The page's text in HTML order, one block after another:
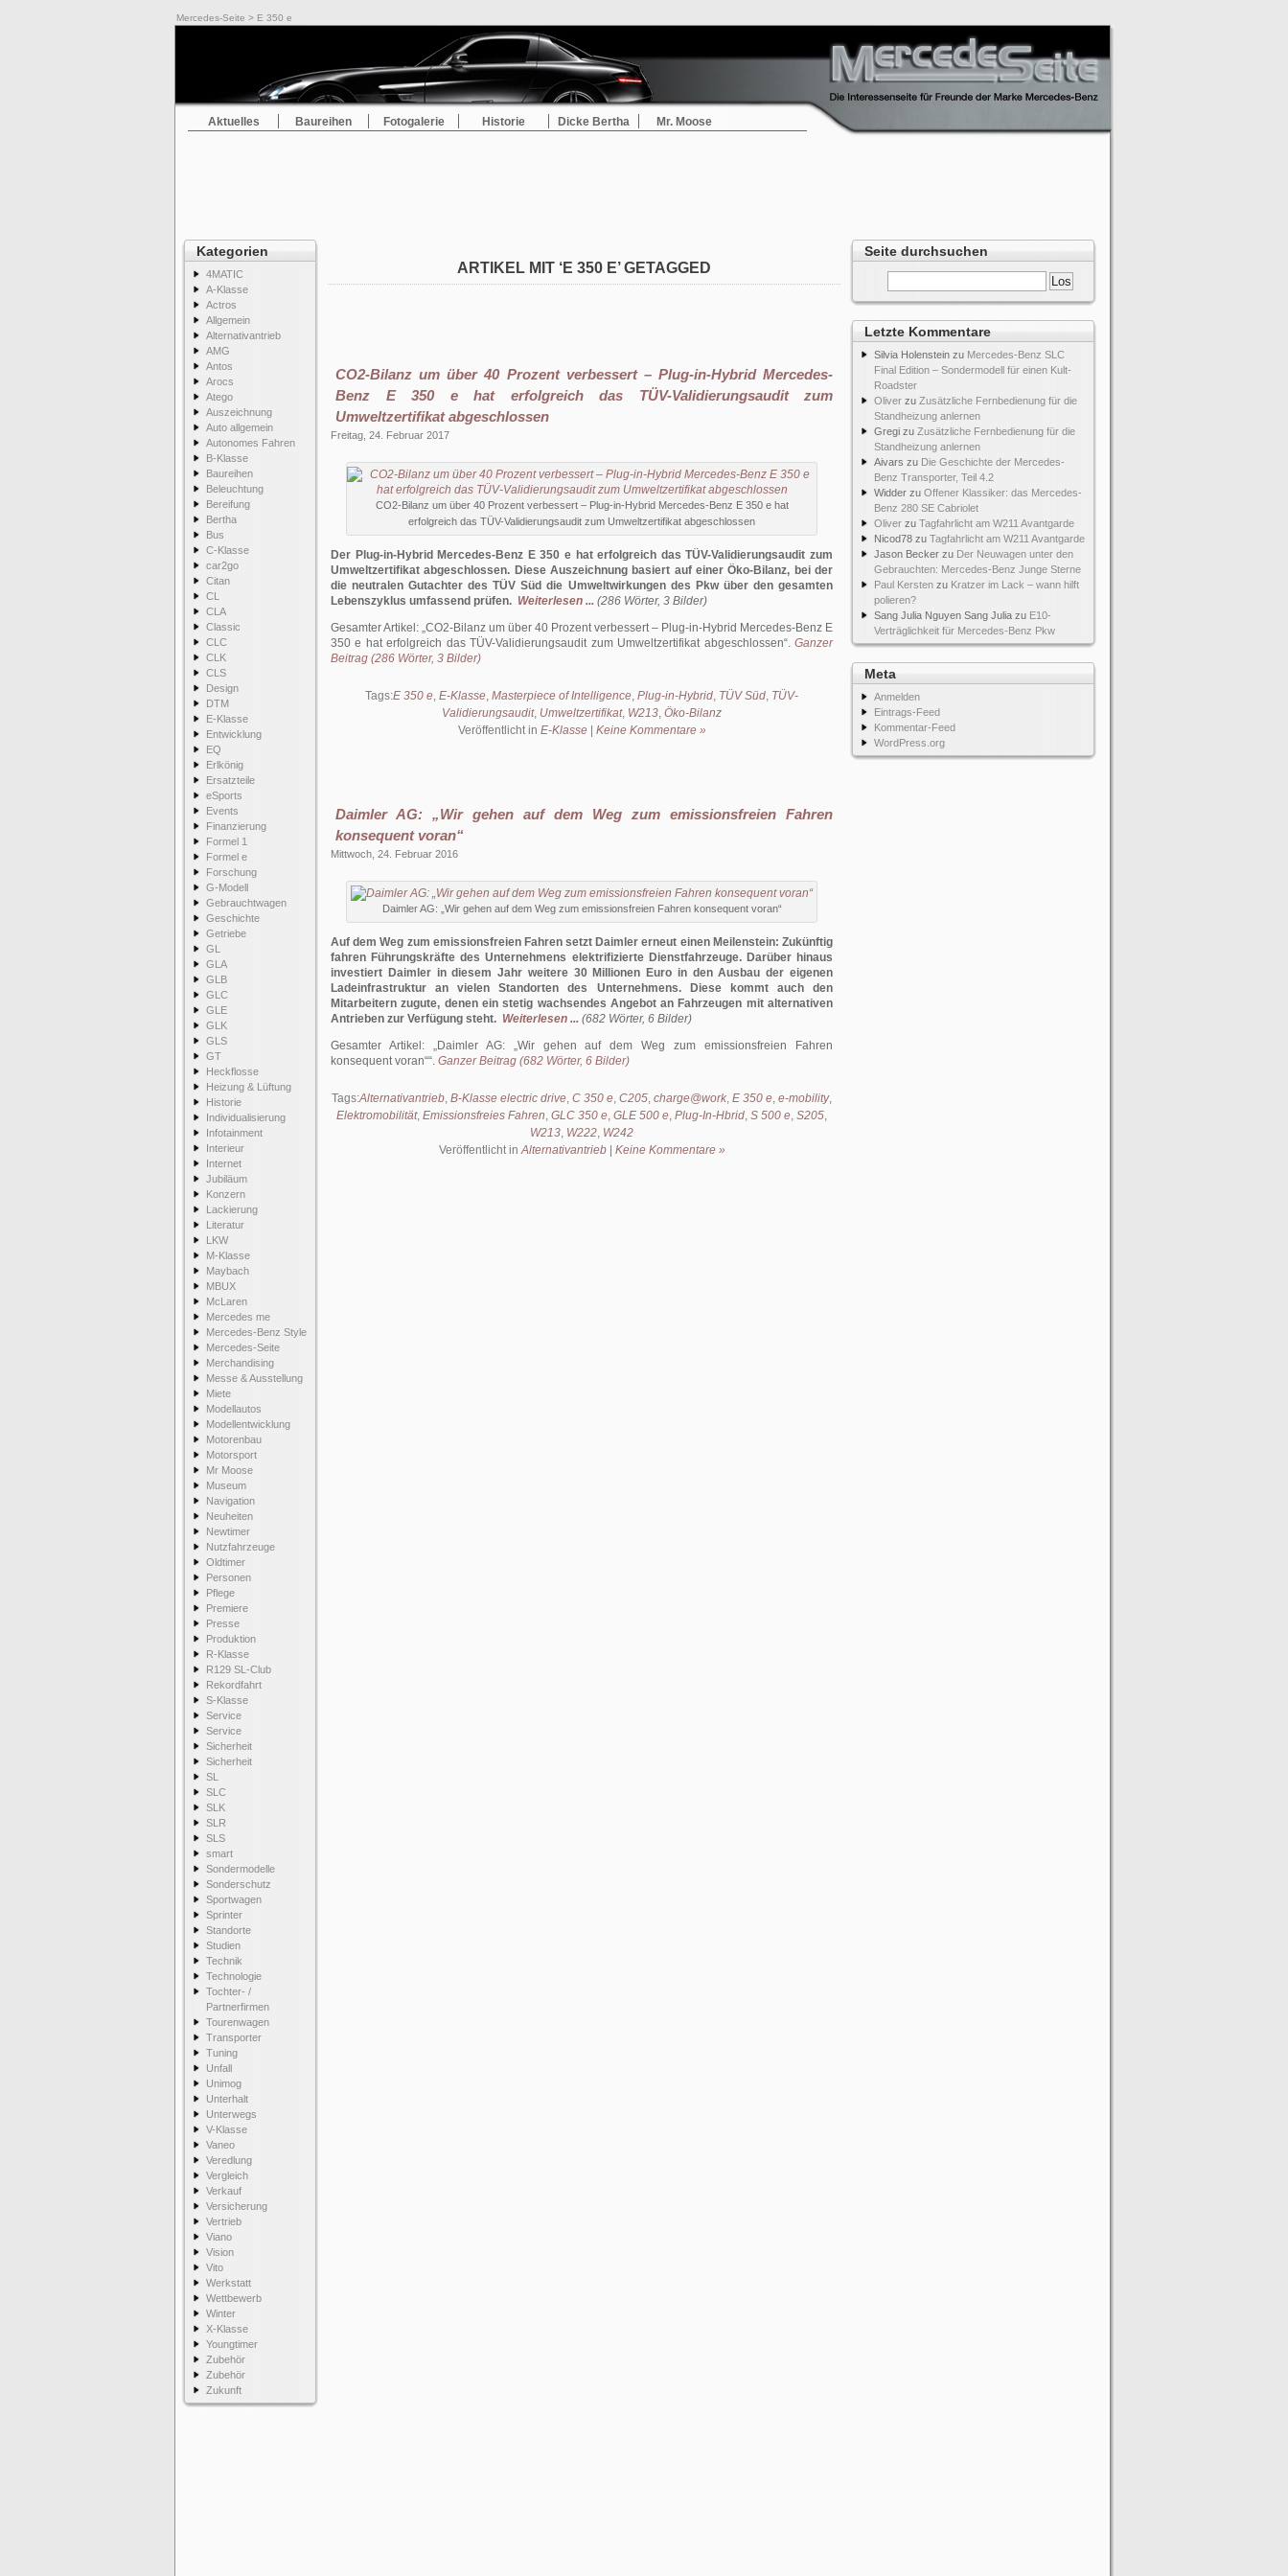
Mercedes-Seite > E 350 e
Aktuelles Baureihen Fotogalerie Historie Dicke Bertha Mr. Moose
Kategorien
4MATIC
A-Klasse
Actros
Allgemein
Alternativantrieb
AMG
Antos
Arocs
Atego
Auszeichnung
Auto allgemein
Autonomes Fahren
B-Klasse
Baureihen
Beleuchtung
Bereifung
Bertha
Bus
C-Klasse
car2go
Citan
CL
CLA
Classic
CLC
CLK
CLS
Design
DTM
E-Klasse
Entwicklung
EQ
Erlkönig
Ersatzteile
eSports
Events
Finanzierung
Formel 1
Formel e
Forschung
G-Modell
Gebrauchtwagen
Geschichte
Getriebe
GL
GLA
GLB
GLC
GLE
GLK
GLS
GT
Heckflosse
Heizung & Lüftung
Historie
Individualisierung
Infotainment
Interieur
Internet
Jubiläum
Konzern
Lackierung
Literatur
LKW
M-Klasse
Maybach
MBUX
McLaren
Mercedes me
Mercedes-Benz Style
Mercedes-Seite
Merchandising
Messe & Ausstellung
Miete
Modellautos
Modellentwicklung
Motorenbau
Motorsport
Mr Moose
Museum
Navigation
Neuheiten
Newtimer
Nutzfahrzeuge
Oldtimer
Personen
Pflege
Premiere
Presse
Produktion
R-Klasse
R129 SL-Club
Rekordfahrt
S-Klasse
Service
Service
Sicherheit
Sicherheit
SL
SLC
SLK
SLR
SLS
smart
Sondermodelle
Sonderschutz
Sportwagen
Sprinter
Standorte
Studien
Technik
Technologie
Tochter- /
Partnerfirmen
Tourenwagen
Transporter
Tuning
Unfall
Unimog
Unterhalt
Unterwegs
V-Klasse
Vaneo
Veredlung
Vergleich
Verkauf
Versicherung
Vertrieb
Viano
Vision
Vito
Werkstatt
Wettbewerb
Winter
X-Klasse
Youngtimer
Zubehör
Zubehör
Zukunft
Seite durchsuchen
Letzte Kommentare
Silvia Holenstein zu Mercedes-Benz SLC
Final Edition – Sondermodell für einen Kult-
Roadster
Oliver zu Zusätzliche Fernbedienung für die
Standheizung anlernen
Gregi zu Zusätzliche Fernbedienung für die
Standheizung anlernen
Aivars zu Die Geschichte der Mercedes-
Benz Transporter, Teil 4.2
Widder zu Offener Klassiker: das Mercedes-
Benz 280 SE Cabriolet
Oliver zu Tagfahrlicht am W211 Avantgarde
Nicod78 zu Tagfahrlicht am W211 Avantgarde
Jason Becker zu Der Neuwagen unter den
Gebrauchten: Mercedes-Benz Junge Sterne
Paul Kersten zu Kratzer im Lack – wann hilft
polieren?
Sang Julia Nguyen Sang Julia zu E10-
Verträglichkeit für Mercedes-Benz Pkw
Meta
Anmelden
Eintrags-Feed
Kommentar-Feed
WordPress.org
ARTIKEL MIT ‘E 350 E’ GETAGGED
CO2-Bilanz um über 40 Prozent verbessert – Plug-in-Hybrid Mercedes-
Benz E 350 e hat erfolgreich das TÜV-Validierungsaudit zum
Umweltzertifikat abgeschlossen
Freitag, 24. Februar 2017
CO2-Bilanz um über 40 Prozent verbessert – Plug-in-Hybrid Mercedes-Benz E 350 e hat
erfolgreich das TÜV-Validierungsaudit zum Umweltzertifikat abgeschlossen
Der Plug-in-Hybrid Mercedes-Benz E 350 e hat erfolgreich das TÜV-Validierungsaudit zum
Umweltzertifikat abgeschlossen. Diese Auszeichnung basiert auf einer Öko-Bilanz, bei der
die neutralen Gutachter des TÜV Süd die Umweltwirkungen des Pkw über den gesamten
Lebenszyklus umfassend prüfen. Weiterlesen ... (286 Wörter, 3 Bilder)
Gesamter Artikel: CO2-Bilanz um über 40 Prozent verbessert – Plug-in-Hybrid Mercedes-Benz E
350 e hat erfolgreich das TÜV-Validierungsaudit zum Umweltzertifikat abgeschlossen .Ganzer
Beitrag (286 Wörter, 3 Bilder)
Tags:E 350 e, E-Klasse, Masterpiece of Intelligence, Plug-in-Hybrid, TÜV Süd, TÜV-
Validierungsaudit, Umweltzertifikat, W213, Öko-Bilanz
Veröffentlicht in E-Klasse| Keine Kommentare »
Daimler AG: „Wir gehen auf dem Weg zum emissionsfreien Fahren
konsequent voran“
Mittwoch, 24. Februar 2016
Daimler AG: „Wir gehen auf dem Weg zum emissionsfreien Fahren konsequent voran“
Auf dem Weg zum emissionsfreien Fahren setzt Daimler erneut einen Meilenstein: Zukünftig
fahren Führungskräfte des Unternehmens elektrifizierte Dienstfahrzeuge. Darüber hinaus
investiert Daimler in diesem Jahr weitere 30 Millionen Euro in den Ausbau der eigenen
Ladeinfrastruktur an vielen Standorten des Unternehmens. Diese kommt auch den
Mitarbeitern zugute, denen ein stetig wachsendes Angebot an Fahrzeugen mit alternativen
Antrieben zur Verfügung steht. Weiterlesen ... (682 Wörter, 6 Bilder)
Gesamter Artikel:
Daimler AG: „Wir gehen auf dem Weg zum emissionsfreien Fahren
konsequent voran“ . Ganzer Beitrag (682 Wörter, 6 Bilder)
Tags:Alternativantrieb, B-Klasse electric drive, C 350 e, C205, charge@work, E 350 e, e-mobility,
Elektromobilität, Emissionsfreies Fahren, GLC 350 e, GLE 500 e, Plug-In-Hbrid, S 500 e, S205,
W213, W222, W242
Veröffentlicht inAlternativantrieb| Keine Kommentare »